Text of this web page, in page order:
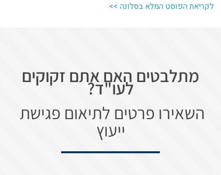
לקריאת הפוסט המלא בסלונה >>
מתלבטים האם אתם זקוקים
לעו"ד?
השאירו פרטים לתיאום פגישת
ייעוץ